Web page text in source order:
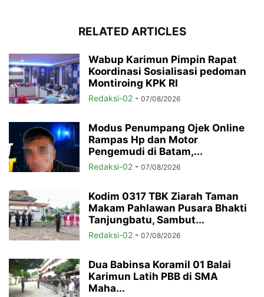
RELATED ARTICLES
Wabup Karimun Pimpin Rapat
Koordinasi Sosialisasi pedoman
Montiroing KPK RI
Redaksi-02 - 07/08/2026
Modus Penumpang Ojek Online
Rampas Hp dan Motor
Pengemudi di Batam,...
Redaksi-02 - 07/08/2026
Kodim 0317 TBK Ziarah Taman
Makam Pahlawan Pusara Bhakti
Tanjungbatu, Sambut...
Redaksi-02 - 07/08/2026
Dua Babinsa Koramil 01 Balai
Karimun Latih PBB di SMA
Maha...